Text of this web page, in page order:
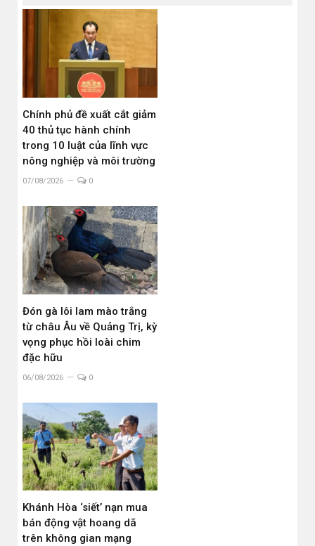
Chính phủ đề xuất cắt giảm
40 thủ tục hành chính
trong 10 luật của lĩnh vực
nông nghiệp và môi trường
07/08/2026 0
Đón gà lôi lam mào trắng
từ châu Âu về Quảng Trị, kỳ
vọng phục hồi loài chim
đặc hữu
06/08/2026 0
Khánh Hòa ‘siết’ nạn mua
bán động vật hoang dã
trên không gian mạng